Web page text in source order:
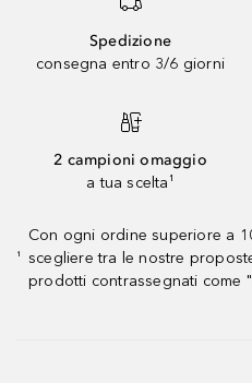
Spedizione
consegna entro 3/6 giorni
2 campioni omaggio
a tua scelta¹
¹
Con ogni ordine superiore a
scegliere tra le nostre
prodotti contrassegnati come